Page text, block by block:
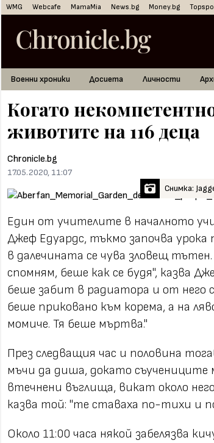
WMG Webcafe MamaMia News.bg Money.bg
Военни хроники Досиета Личности
Когато
животите на 116 деца
Chronicle.bg
17.05.2020, 11:07
Снимка:
Един от учителите в началното
Джеф Едуардс, тъкмо започва
в далечината се чува зловещ
спомням, беше как се будя", казва
беше забит в радиатора и от него
беше приковано към корема, а на
момиче. Тя беше мъртва."
През следващия час и половина
мъчи да диша, докато
втечнени въглища, викат около
казва той: "те ставаха по-тихи и
Около 11:00 часа някой забелязва